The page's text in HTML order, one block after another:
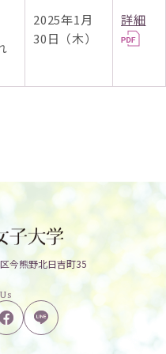
2025年1月
30日（木）
詳細
今熊野北日吉町35